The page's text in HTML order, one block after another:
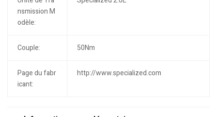
nsmission M
odèle:
Couple: 50Nm
Page du fabr
icant:
http://www.specialized.com